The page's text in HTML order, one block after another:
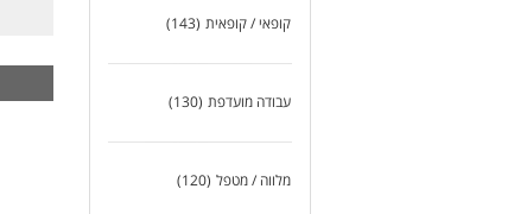
קופאי / קופאית (143)
עבודה מועדפת (130)
מלווה / מטפל (120)